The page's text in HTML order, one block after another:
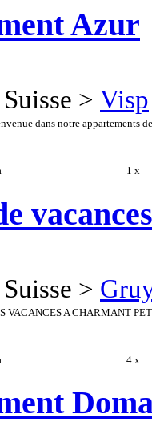
Azur
Suisse > Visp
dans notre appartements
1 x
Suisse >
VACANCES A CHARMANT
4 x